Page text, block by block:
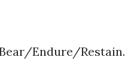
Endure/Restain.